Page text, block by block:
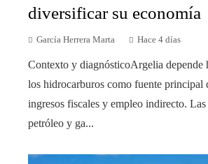
diversificar su economía
García Herrera Marta Hace 4 días
Contexto y diagnósticoArgelia depende
los hidrocarburos como fuente principal
ingresos fiscales y empleo indirecto.
petróleo y ga...